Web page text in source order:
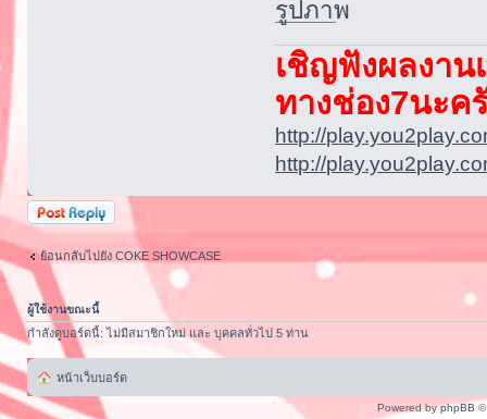
เชิญฟังผลงาน
ทางช่อง7นะค
http://
http://
ตอบกระทู้
ย้อนกลับไปยัง COKE SHOWCASE
ผู้ใช้งานขณะนี้
กำลังดูบอร์ดนี้: ไม่มีสมาชิกใหม่ และ บุคคลทั่วไป 5 ท่าน
หน้าเว็บบอร์ด
Powered byphpBB ©